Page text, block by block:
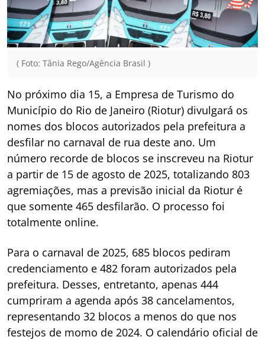
( Foto: Tânia Rego/Agência Brasil )
No próximo dia 15, a Empresa de Turismo do
Município do Rio de Janeiro (Riotur) divulgará os
nomes dos blocos autorizados pela prefeitura a
desfilar no carnaval de rua deste ano. Um
número recorde de blocos se inscreveu na Riotur
a partir de 15 de agosto de 2025, totalizando 803
agremiações, mas a previsão inicial da Riotur é
que somente 465 desfilarão. O processo foi
totalmente online.
Para o carnaval de 2025, 685 blocos pediram
credenciamento e 482 foram autorizados pela
prefeitura. Desses, entretanto, apenas 444
cumpriram a agenda após 38 cancelamentos,
representando 32 blocos a menos do que nos
festejos de momo de 2024. O calendário oficial de